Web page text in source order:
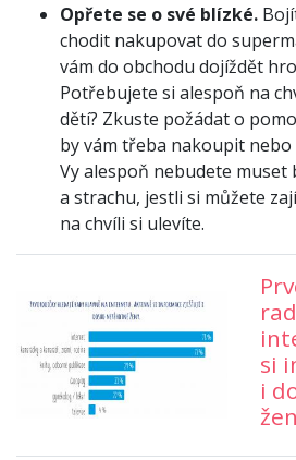
Opřete se o své blízké.
chodit nakupovat do
vám do obchodu dojíždět
Potřebujete si alespoň na
dětí? Zkuste požádat o
by vám třeba nakoupit
Vy alespoň nebudete muset
a strachu, jestli si můžete
na chvíli si ulevíte.
si
i